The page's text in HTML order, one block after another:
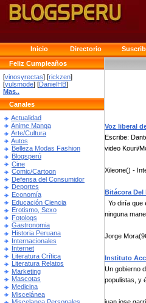
Inicio Directorio
Feliz Cumpleaños
[vinosyrectas] [rickzen]
[yulsmode] [DanielHB]
Mas..
Canales
Actualidad
Anime Manga
Arte/Cultura
Autos
Belleza Modas Fashion
Blogsperú
Cine
Comic/Cartoon
Defensa del Consumidor
Deportes
Economía
Educación Ciencia
Erotismo, Sexo
Fotologs
Gastronomia
Historia Peruana
Internacionales
Internet
Literatura Crítica
Literatura Relatos
Marketing
Mascotas
Medicina
Miscelánea
Voz liberal
Escribe:
video Kouri/
Xileone() -
Bitácora Del
Yo diría que
ninguna
Jorge
Instituto
Un gobierno
populistas, y